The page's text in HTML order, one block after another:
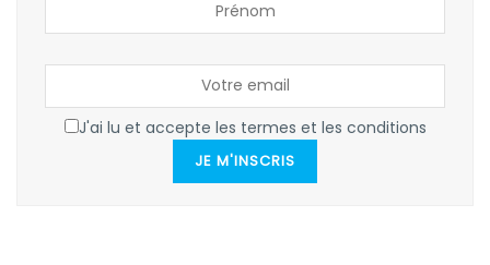
J'ai lu et accepte les termes et les conditions
JE M'INSCRIS